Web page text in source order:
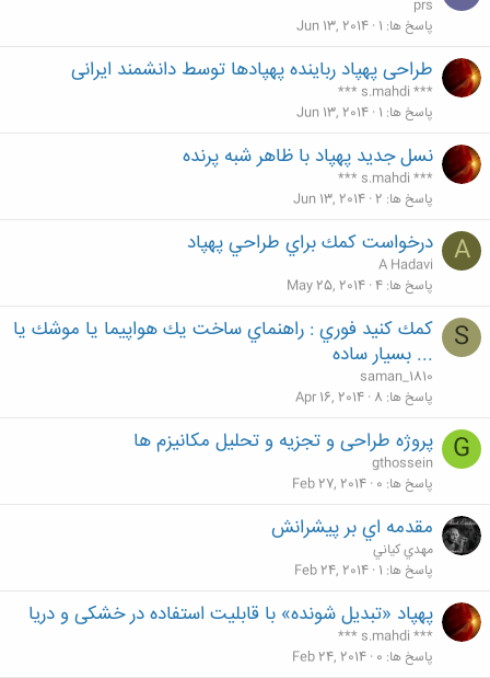
prs
پاسخ ها 1
Jun 13, 2014
طراحی پهپاد رباینده پهپادها توسط دانشمند ایرانی
*** s.mahdi ***
پاسخ ها 1
Jun 13, 2014
نسل جدید پهپاد با ظاهر شبه‌ پرنده
*** s.mahdi ***
پاسخ ها 2
Jun 13, 2014
A درخواست كمك براي طراحي پهپاد
A Hadavi
پاسخ ها 4
May 25, 2014
S
كمك كنيد فوري : راهنماي ساخت يك هواپيما يا موشك يا
... بسيار ساده
saman_1810
پاسخ ها 8
Apr 16, 2014
G پروژه طراحی و تجزیه و تحلیل مکانیزم ها
gthossein
پاسخ ها 0
Feb 27, 2014
مقدمه اي بر پيشرانش
مهدي كياني
پاسخ ها 1
Feb 24, 2014
پهپاد «تبدیل شونده» با قابلیت استفاده در خشکی و دریا
*** s.mahdi ***
پاسخ ها 0
Feb 24, 2014